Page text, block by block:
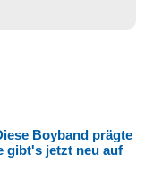
Boyband prägte
gibt's jetzt neu auf